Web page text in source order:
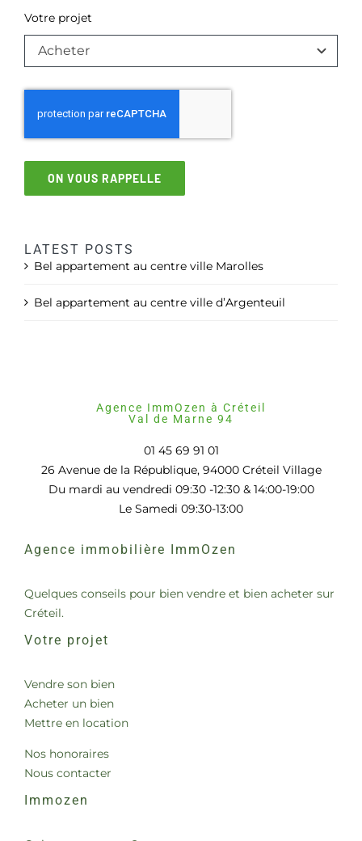
Votre projet
ON VOUS RAPPELLE
LATEST POSTS
Bel appartement au centre ville Marolles
Bel appartement au centre ville d’Argenteuil
Agence ImmOzen à Créteil
Val de Marne 94
01 45 69 91 01
26 Avenue de la République, 94000 Créteil Village
Du mardi au vendredi 09:30 -12:30 & 14:00-19:00
Le Samedi 09:30-13:00
Agence immobilière ImmOzen
Quelques conseils pour bien vendre et bien acheter sur
Créteil.
Votre projet
Vendre son bien
Acheter un bien
Mettre en location
Nos honoraires
Nous contacter
Immozen